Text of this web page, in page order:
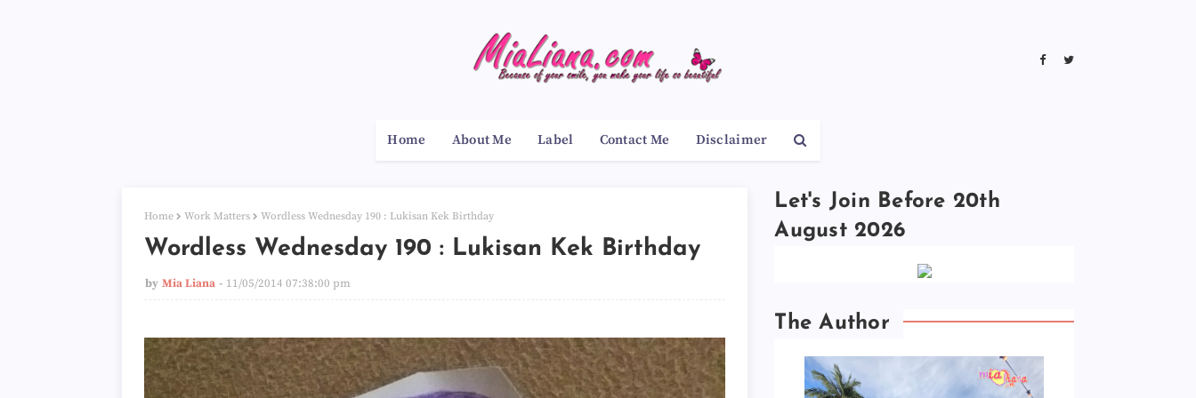
Home About Me Label Contact Me Disclaimer
Home Work Matters Wordless Wednesday 190 : Lukisan Kek Birthday
Wordless Wednesday 190 : Lukisan Kek Birthday
by Mia Liana 11/05/2014 07:38:00 pm
Let's Join Before 20th
August 2026
The Author